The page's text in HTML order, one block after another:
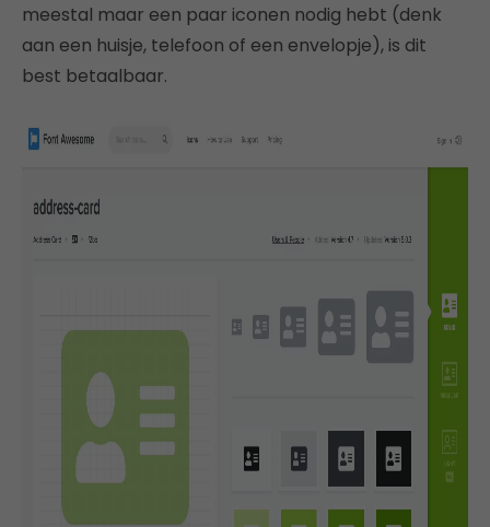
meestal maar een paar iconen nodig hebt (denk
aan een huisje, telefoon of een envelopje), is dit
best betaalbaar.